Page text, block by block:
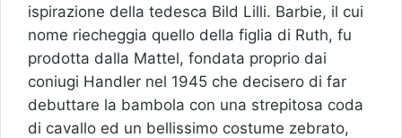
ispirazione della tedesca Bild Lilli. Barbie, il cui
nome riecheggia quello della figlia di Ruth, fu
prodotta dalla Mattel, fondata proprio dai
coniugi Handler nel 1945 che decisero di far
debuttare la bambola con una strepitosa coda
di cavallo ed un bellissimo costume zebrato,